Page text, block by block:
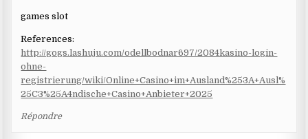
games slot
References:
http://gogs.lashuju.com/odellbodnar697/2084kasino-login-
ohne-
registrierung/wiki/Online+Casino+im+Ausland%253A+Ausl%
25C3%25A4ndische+Casino+Anbieter+2025
Répondre